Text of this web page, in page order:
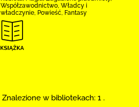
Współzawodnictwo, Władcy i
władczynie, Powieść, Fantasy
Znalezione w bibliotekach: 1 .